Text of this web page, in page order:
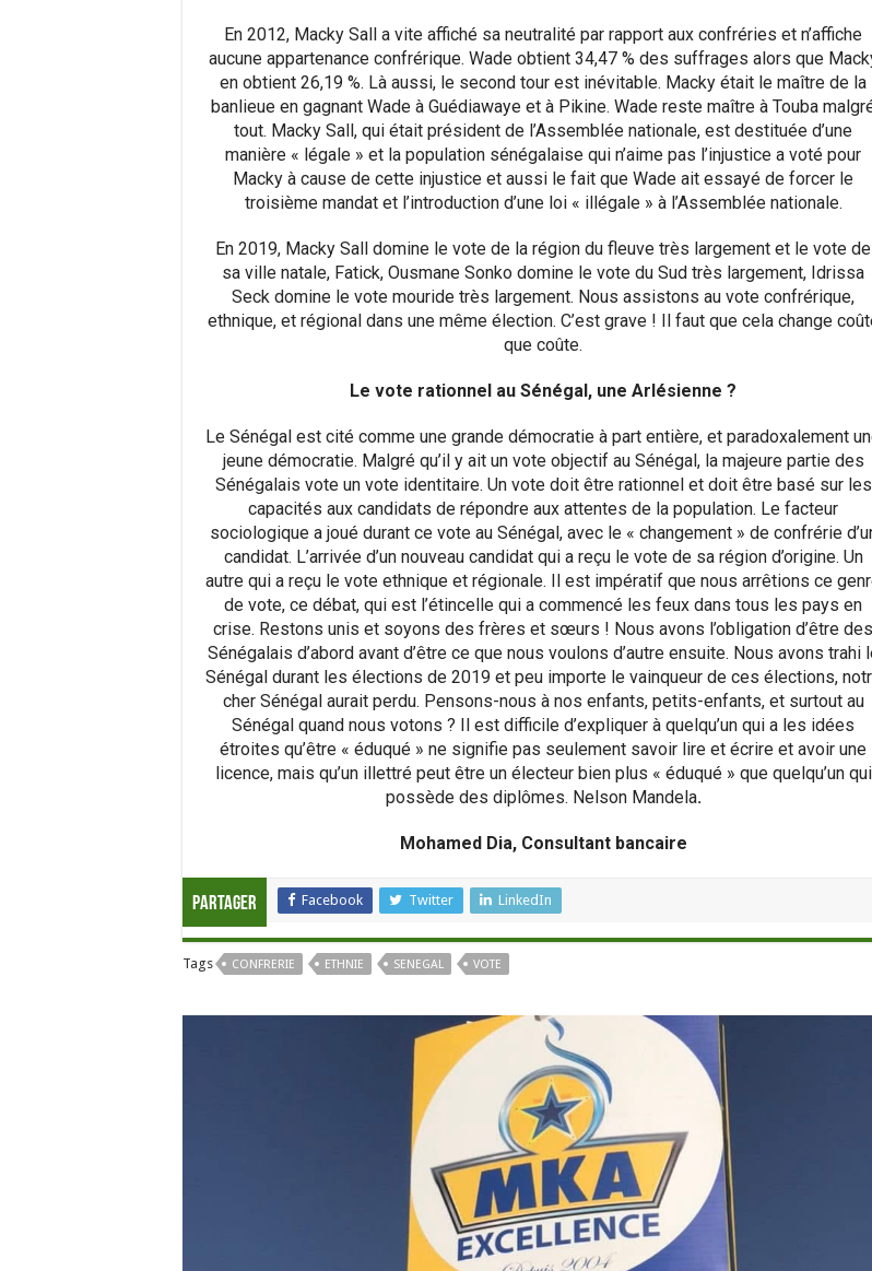
En 2012, Macky Sall a vite affiché sa neutralité par rapport aux confréries et n’affiche
aucune appartenance confrérique. Wade obtient 34,47 % des suffrages alors que
en obtient 26,19 %. Là aussi, le second tour est inévitable. Macky était le maître de la
banlieue en gagnant Wade à Guédiawaye et à Pikine. Wade reste maître à Touba
tout. Macky Sall, qui était président de l’Assemblée nationale, est destituée d’une
manière « légale » et la population sénégalaise qui n’aime pas l’injustice a voté pour
Macky à cause de cette injustice et aussi le fait que Wade ait essayé de forcer le
troisième mandat et l’introduction d’une loi « illégale » à l’Assemblée nationale.
En 2019, Macky Sall domine le vote de la région du fleuve très largement et le vote de
sa ville natale, Fatick, Ousmane Sonko domine le vote du Sud très largement, Idrissa
Seck domine le vote mouride très largement. Nous assistons au vote confrérique,
ethnique, et régional dans une même élection. C’est grave ! Il faut que cela change
que coûte.
Le vote rationnel au Sénégal, une Arlésienne ?
Le Sénégal est cité comme une grande démocratie à part entière, et paradoxalement
jeune démocratie. Malgré qu’il y ait un vote objectif au Sénégal, la majeure partie des
Sénégalais vote un vote identitaire. Un vote doit être rationnel et doit être basé sur les
capacités aux candidats de répondre aux attentes de la population. Le facteur
sociologique a joué durant ce vote au Sénégal, avec le « changement » de confrérie
candidat. L’arrivée d’un nouveau candidat qui a reçu le vote de sa région d’origine. Un
autre qui a reçu le vote ethnique et régionale. Il est impératif que nous arrêtions ce
de vote, ce débat, qui est l’étincelle qui a commencé les feux dans tous les pays en
crise. Restons unis et soyons des frères et sœurs ! Nous avons l’obligation d’être des
Sénégalais d’abord avant d’être ce que nous voulons d’autre ensuite. Nous avons trahi
Sénégal durant les élections de 2019 et peu importe le vainqueur de ces élections,
cher Sénégal aurait perdu. Pensons-nous à nos enfants, petits-enfants, et surtout au
Sénégal quand nous votons ? Il est difficile d’expliquer à quelqu’un qui a les idées
étroites qu’être « éduqué » ne signifie pas seulement savoir lire et écrire et avoir une
licence, mais qu’un illettré peut être un électeur bien plus « éduqué » que quelqu’un qui
possède des diplômes. Nelson Mandela.
Mohamed Dia, Consultant bancaire
Partager Facebook Twitter LinkedIn
Tags CONFRERIE ETHNIE SENEGAL VOTE